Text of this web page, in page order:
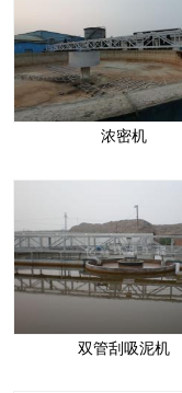
浓密机
双管刮吸泥机